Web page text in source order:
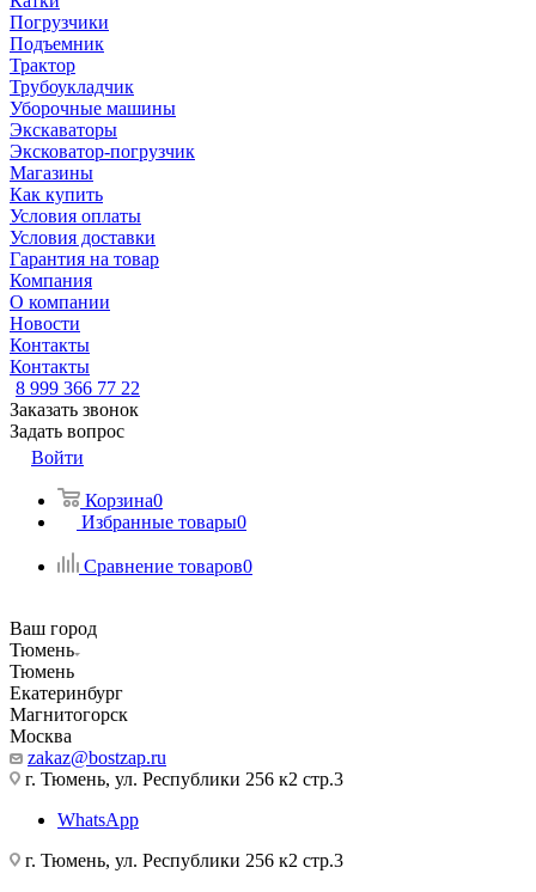
Погрузчики
Подъемник
Трактор
Трубоукладчик
Уборочные машины
Экскаваторы
Эксковатор-погрузчик
Магазины
Как купить
Условия оплаты
Условия доставки
Гарантия на товар
Компания
О компании
Новости
Контакты
Контакты
8 999 366 77 22
Заказать звонок
Задать вопрос
Войти
Корзина0
Избранные товары0
Сравнение товаров0
Ваш город
Тюмень
Тюмень
Екатеринбург
Магнитогорск
Москва
zakaz@bostzap.ru
г. Тюмень, ул. Республики 256 к2 стр.3
WhatsApp
г. Тюмень, ул. Республики 256 к2 стр.3